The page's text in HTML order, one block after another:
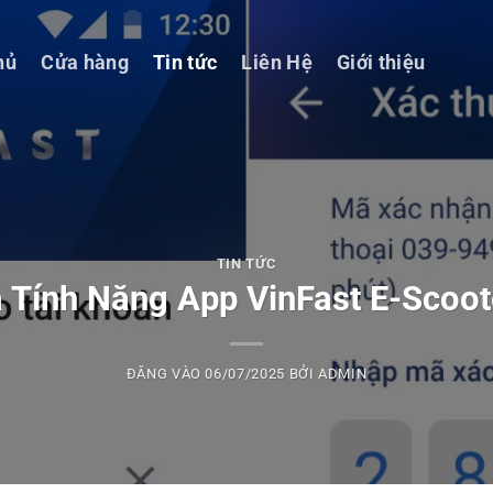
Cửa hàng Tin tức Liên Hệ Giới thiệu
TIN TỨC
Tính Năng App VinFast E-
ĐĂNG VÀO06/07/2025 BỞIADMIN